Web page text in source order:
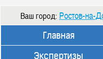
Ваш город: Ростов-на-
Главная
Экспертизы